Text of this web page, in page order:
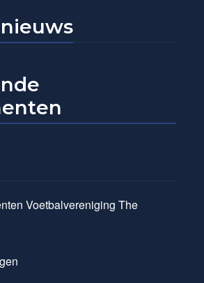
Voetbalvereniging The